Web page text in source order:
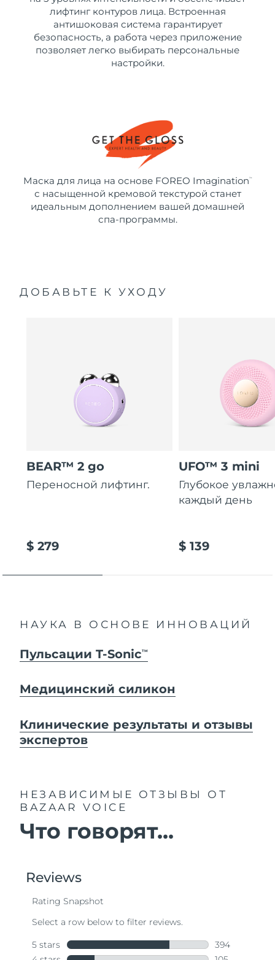
лифтинг контуров лица. Встроенная
антишоковая система гарантирует
безопасность, а работа через приложение
позволяет легко выбирать персональные
настройки.
Маска для лица на основе FOREO Imagination ™
с насыщенной кремовой текстурой станет
идеальным дополнением вашей домашней
спа-программы.
ДОБАВЬТЕ К УХОДУ
BEAR™ 2 go
Переносной лифтинг.
$ 279
UFO™ 3 mini
Глубокое
каждый день
$ 139
НАУКА В ОСНОВЕ ИННОВАЦИЙ
Пульсации T-SonicTM
Медицинский силикон
Клинические результаты и отзывы
экспертов
НЕЗАВИСИМЫЕ ОТЗЫВЫ
ОТ
BAZAAR VOICE
Что говорят...